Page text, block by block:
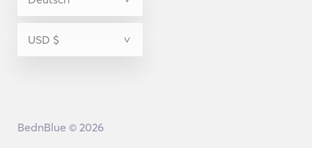
BednBlue © 2026